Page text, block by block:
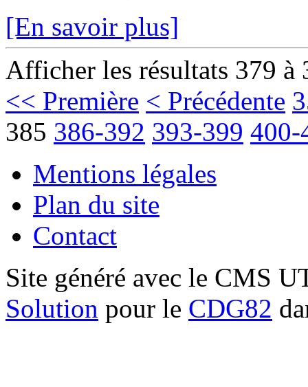
[En savoir plus]
Afficher les résultats 379 à
<< Première < Précédente
385 386-392 393-399 400-
Mentions légales
Plan du site
Contact
Site généré avec le CMS
Solution pour le CDG82